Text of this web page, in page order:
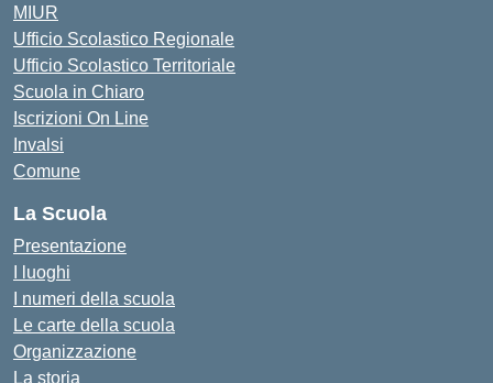
MIUR
Ufficio Scolastico Regionale
Ufficio Scolastico Territoriale
Scuola in Chiaro
Iscrizioni On Line
Invalsi
Comune
La Scuola
Presentazione
I luoghi
I numeri della scuola
Le carte della scuola
Organizzazione
La storia